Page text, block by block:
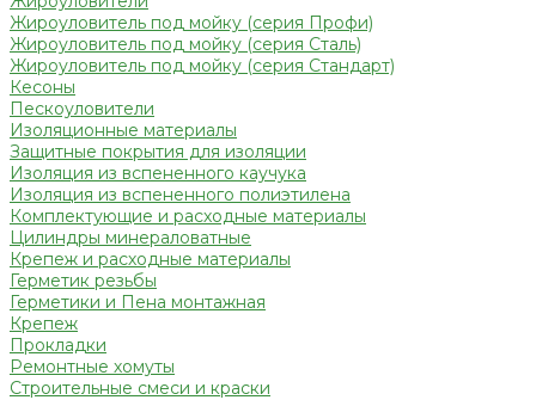
Жироуловитель под мойку (серия Профи)
Жироуловитель под мойку (серия Сталь)
Жироуловитель под мойку (серия Стандарт)
Кесоны
Пескоуловители
Изоляционные материалы
Защитные покрытия для изоляции
Изоляция из вспененного каучука
Изоляция из вспененного полиэтилена
Комплектующие и расходные материалы
Цилиндры минераловатные
Крепеж и расходные материалы
Герметик резьбы
Герметики и Пена монтажная
Крепеж
Прокладки
Ремонтные хомуты
Строительные смеси и краски